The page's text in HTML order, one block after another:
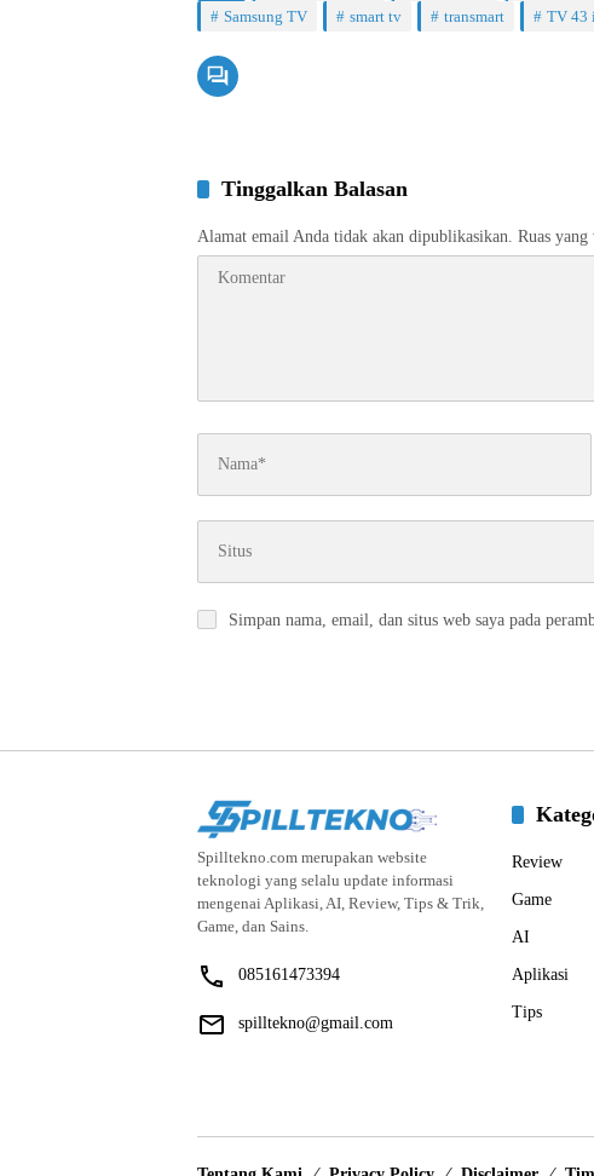
Samsung TV
smart tv transmart TV 43
Tinggalkan Balasan
Alamat email Anda tidak akan dipublikasikan. Ruas
Simpan nama, email, dan situs web saya pada
Spilltekno.com merupakan website
teknologi yang selalu update informasi
mengenai Aplikasi, AI, Review, Tips & Trik,
Game, dan Sains.
085161473394
spilltekno@gmail.com
Review
Game
AI
Aplikasi
Tips